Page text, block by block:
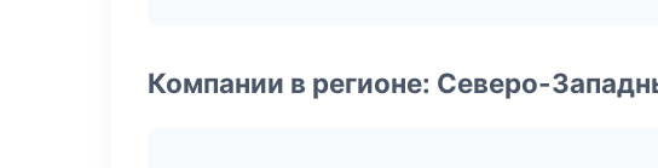
Компании в регионе: Северо-